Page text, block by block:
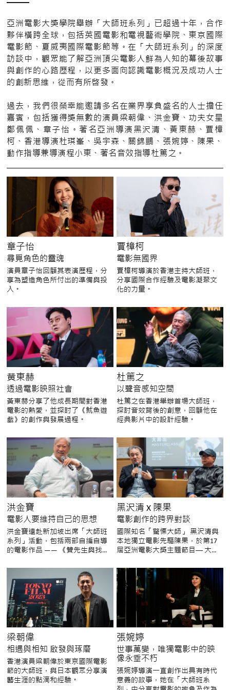
亞洲電影大獎學院舉辦「大師班系列」已超過十年，合作
夥伴橫跨全球，包括英國電影和電視藝術學院、東京國際
電影節、夏威夷國際電影節等。在「大師班系列」的深度
訪談中，觀眾能了解亞洲頂尖電影人鮮為人知的幕後故事
與創作的心路歷程，以更多面向認識電影概況及成功人士
的創新思維，從而有所啓發。
過去，我們很榮幸能邀請多名在業界享負盛名的人士擔任
嘉賓，包括獲得獎無數的演員梁朝偉、洪金寶、功夫女星
鄭佩佩、章子怡。著名亞洲導演黑沢清、黃東赫、賈樟
柯、香港導演杜琪峯、吳宇森、關錦鵬、張婉婷、陳果、
動作指導兼導演程小東、著名音效指導杜篤之。
章子怡
尋覓角色的靈魂
演員章子怡回顧其表演歷程，分
享為塑造角色所付出的準備與投
入。
賈樟柯
電影無國界
賈樟柯導演於香港主持大師班，
分享國際合作經驗及電影凝聚文
化的力量。
黄東赫
透過電影映照社會
黃東赫分享了他成長期間對香港
電影的熱愛，並探討了《魷魚遊
戲》的創作與發展過程。
杜篤之
以聲音感知空間
杜篤之在香港舉辦首場大師班，
探討音效背後的創意，回顧他在
經典影片中的設計經驗。
洪金寶
電影人要維持自己的思想
洪金寶遠赴新加坡出席「大師班
系列」活動，包括兩部自編自導
的電影作品 —— 《贊先生與找錢
記者招待會，以及重頭戲「大師
班」講座，與當地的電影工作
者、傳媒及影迷會面交流。
黑沢清 X 陳果
電影創作的跨界對談
國際知名「驚慄大師」 黑沢清與
本地獨立電影先驅陳果，於第17
屆亞洲電影大獎主題節目── 大師
理念。
梁朝偉
相遇與相知 啟發與琢磨
香港演員梁朝偉於東京國際電影
節的大師班，與日本觀眾分享演
藝生涯的點滴和經驗。
張婉婷
世事萬變，唯獨電影中的映
像永垂不朽
張婉婷導演一直創作出具有時代
意義的故事，她在「大師班系